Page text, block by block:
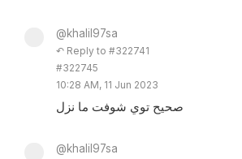
@khalil97sa
↶ Reply to #322741
#322745
10:28 AM, 11 Jun 2023
صحيح توي شوفت ما نزل
@khalil97sa